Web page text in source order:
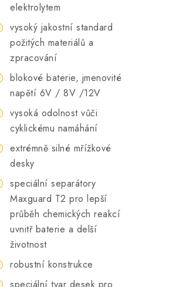
elektrolytem
vysoký jakostní standard
požitých materiálů a
zpracování
blokové baterie, jmenovité
napětí 6V / 8V /12V
vysoká odolnost vůči
cyklickému namáhání
extrémně silné mřížkové
desky
speciální separátory
Maxguard T2 pro lepší
průběh chemických reakcí
uvnitř baterie a delší
životnost
robustní konstrukce